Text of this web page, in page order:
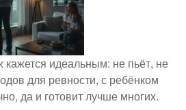
идеальным: не пьёт, не
для ревности, с ребёнком
да и готовит лучше многих.